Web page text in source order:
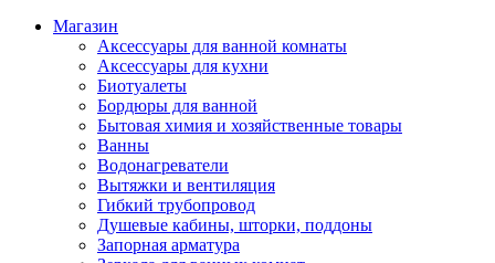
Магазин
Аксессуары для ванной комнаты
Аксессуары для кухни
Биотуалеты
Бордюры для ванной
Бытовая химия и хозяйственные товары
Ванны
Водонагреватели
Вытяжки и вентиляция
Гибкий трубопровод
Душевые кабины, шторки, поддоны
Запорная арматура